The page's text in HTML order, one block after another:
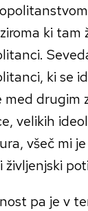
ki
ki se
med drugim
velikih
všeč mi
življenjski
pa je v